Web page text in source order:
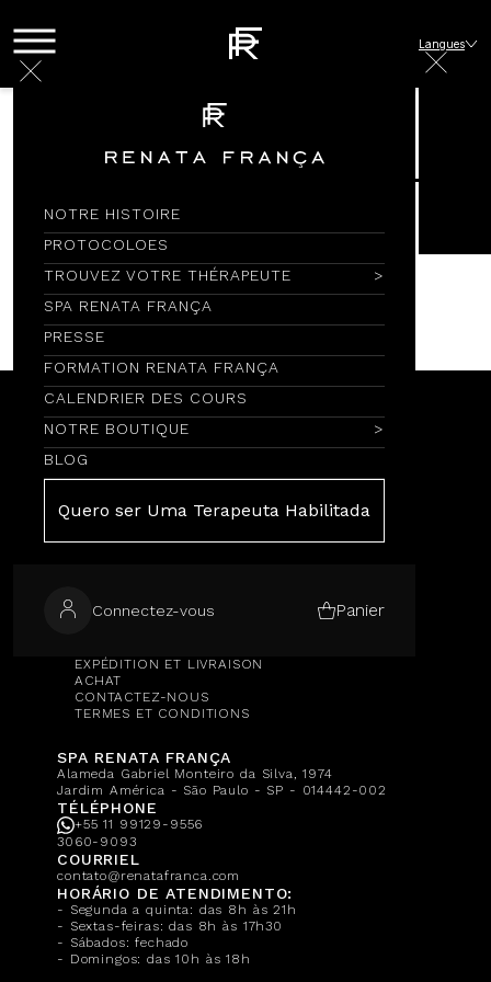
NOTRE HISTOIRE
PROTOCOLOES
TROUVEZ VOTRE THÉRAPEUTE
SPA RENATA FRANÇA
PRESSE
FORMATION RENATA FRANÇA
CALENDRIER DES COURS
NOTRE BOUTIQUE
BLOG
Quero ser Uma Terapeuta Habilitada
Connectez-vous Panier
Langues
Panier
Panier (0 Item)
Aucun article ajouté au panier
Aller au magasin
MAPA DO SITE
NOTRE HISTOIRE
PROTOCOLOES
PRESSE
FORMATION RENATA FRANÇA
CALENDRIER DES COURS
CENTRAL DE ATENDIMENTO
EXPÉDITION ET LIVRAISON
ACHAT
CONTACTEZ-NOUS
TERMES ET CONDITIONS
SPA RENATA FRANÇA
Alameda Gabriel Monteiro da Silva, 1974
Jardim América - São Paulo - SP - 014442-002
TÉLÉPHONE
+55 11 99129-9556
3060-9093
COURRIEL
contato@renatafranca.com
HORÁRIO DE ATENDIMENTO:
- Segunda a quinta: das 8h às 21h
- Sextas-feiras: das 8h às 17h30
- Sábados: fechado
- Domingos: das 10h às 18h